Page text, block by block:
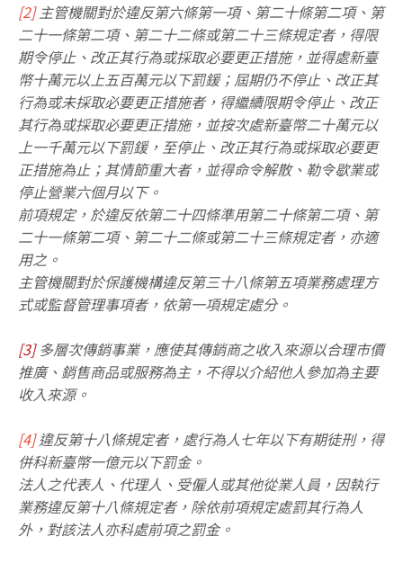
[2]主管機關對於違反第六條第一項、第二十條第二項、第
二十一條第二項、第二十二條或第二十三條規定者，得限
期令停止、改正其行為或採取必要更正措施，並得處新臺
幣十萬元以上五百萬元以下罰鍰；屆期仍不停止、改正其
行為或未採取必要更正措施者，得繼續限期令停止、改正
其行為或採取必要更正措施，並按次處新臺幣二十萬元以
上一千萬元以下罰鍰，至停止、改正其行為或採取必要更
正措施為止；其情節重大者，並得命令解散、勒令歇業或
停止營業六個月以下。
前項規定，於違反依第二十四條準用第二十條第二項、第
二十一條第二項、第二十二條或第二十三條規定者，亦適
用之。
主管機關對於保護機構違反第三十八條第五項業務處理方
式或監督管理事項者，依第一項規定處分。
[3] 多層次傳銷事業，應使其傳銷商之收入來源以合理市價
推廣、銷售商品或服務為主，不得以介紹他人參加為主要
收入來源。
[4]違反第十八條規定者，處行為人七年以下有期徒刑，得
併科新臺幣一億元以下罰金。
法人之代表人、代理人、受僱人或其他從業人員，因執行
業務違反第十八條規定者，除依前項規定處罰其行為人
外，對該法人亦科處前項之罰金。